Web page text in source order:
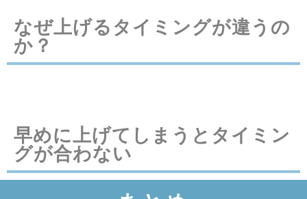
なぜ上げるタイミングが違うの
か？
早めに上げてしまうとタイミン
グが合わない